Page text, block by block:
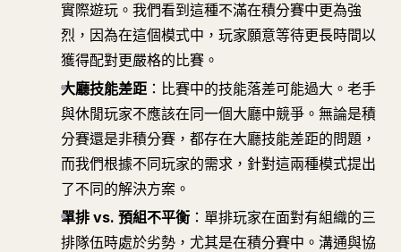
實際遊玩。我們看到這種不滿在積分賽中更為強
烈，因為在這個模式中，玩家願意等待更長時間以
獲得配對更嚴格的比賽。
大廳技能差距 ：比賽中的技能落差可能過大。老手
與休閒玩家不應該在同一個大廳中競爭。無論是積
分賽還是非積分賽，都存在大廳技能差距的問題，
而我們根據不同玩家的需求，針對這兩種模式提出
了不同的解決方案。
單排 vs. 預組不平衡 ：單排玩家在面對有組織的三
排隊伍時處於劣勢，尤其是在積分賽中。溝通與協